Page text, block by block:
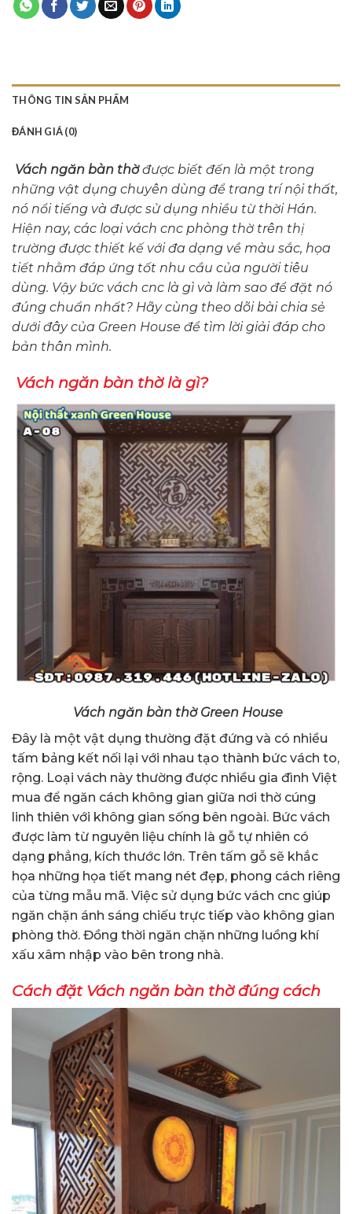
THÔNG TIN SẢN PHẨM
ĐÁNH GIÁ (0)
Vách ngăn bàn thờđược biết đến là một trong
những vật dụng chuyên dùng để trang trí nội thất,
nó nổi tiếng và được sử dụng nhiều từ thời Hán.
Hiện nay, các loại vách cnc phòng thờ trên thị
trường được thiết kế với đa dạng về màu sắc, họa
tiết nhằm đáp ứng tốt nhu cầu của người tiêu
dùng. Vậy bức vách cnc là gì và làm sao để đặt nó
đúng chuẩn nhất? Hãy cùng theo dõi bài chia sẻ
dưới đây của Green House để tìm lời giải đáp cho
bản thân mình.
Vách ngăn bàn thờ là gì?
Vách ngăn bàn thờ Green House
Đây là một vật dụng thường đặt đứng và có nhiều
tấm bảng kết nối lại với nhau tạo thành bức vách to,
rộng. Loại vách này thường được nhiều gia đình Việt
mua để ngăn cách không gian giữa nơi thờ cúng
linh thiên với không gian sống bên ngoài. Bức vách
được làm từ nguyên liệu chính là gỗ tự nhiên có
dạng phẳng, kích thước lớn. Trên tấm gỗ sẽ khắc
họa những họa tiết mang nét đẹp, phong cách riêng
của từng mẫu mã. Việc sử dụng bức vách cnc giúp
ngăn chặn ánh sáng chiếu trực tiếp vào không gian
phòng thờ. Đồng thời ngăn chặn những luồng khí
xấu xâm nhập vào bên trong nhà.
Cách đặt Vách ngăn bàn thờ đúng cách